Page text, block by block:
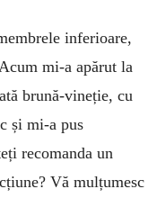
inferioare,
mi-a apărut la
brună-vineție, cu
și mi-a pus
recomanda un
Vă mul­țumesc